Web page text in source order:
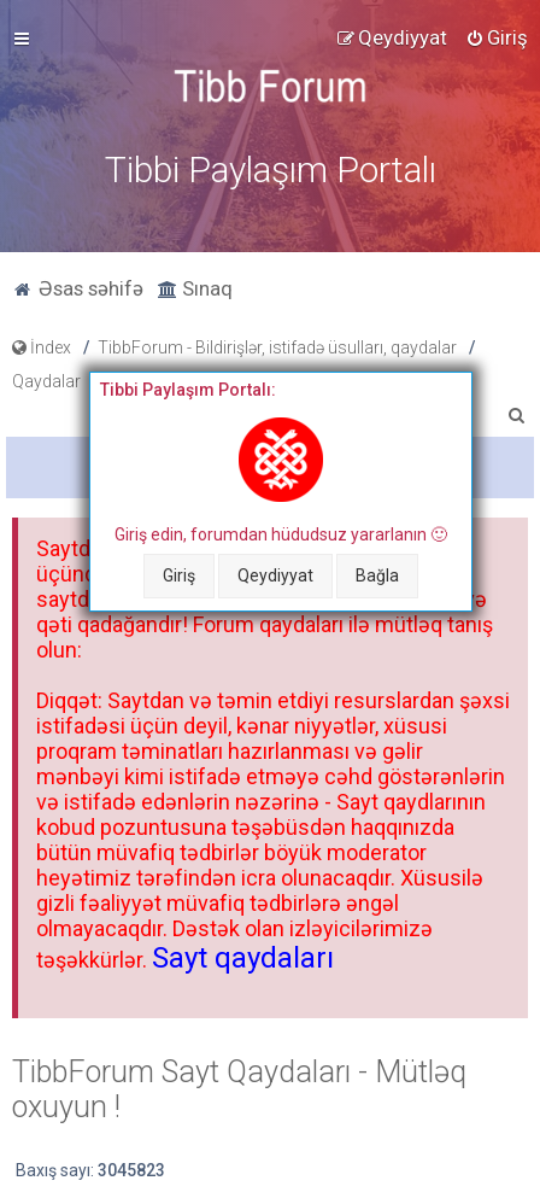
Giriş
Qeydiyyat
Tibbi Paylaşım Portalı
Əsas səhifə Sınaq
İndex
TibbForum - Bildirişlər, istifadə üsulları, qaydalar
Qaydalar
a
Bitdi
Tibbi Paylaşım Portalı:
Giriş edin, forumdan hüdudsuz yararlanın 🙂
Giriş Qeydiyyat Bağla
Saytdakı materiallar yalnız fərdi istifadəniz
üçündür. Materialları istisnasız heç bir qrupda,
saytda və sosial şəbəkədə paylaşmaq olmaz və
qəti qadağandır! Forum qaydaları ilə mütləq tanış
olun:
Diqqət: Saytdan və təmin etdiyi resurslardan şəxsi
istifadəsi üçün deyil, kənar niyyətlər, xüsusi
proqram təminatları hazırlanması və gəlir
mənbəyi kimi istifadə etməyə cəhd göstərənlərin
və istifadə edənlərin nəzərinə - Sayt qaydlarının
kobud pozuntusuna təşəbüsdən haqqınızda
bütün müvafiq tədbirlər böyük moderator
heyətimiz tərəfindən icra olunacaqdır. Xüsusilə
gizli fəaliyyət müvafiq tədbirlərə əngəl
olmayacaqdır. Dəstək olan izləyicilərimizə
təşəkkürlər. Sayt qaydaları
TibbForum Sayt Qaydaları - Mütləq
oxuyun !
Baxış sayı: 3045823